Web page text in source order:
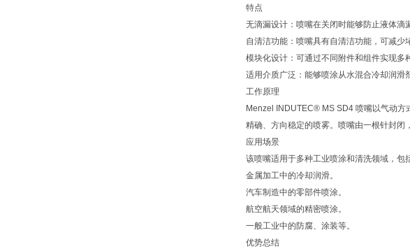
特点
无滴漏设计：喷嘴在关闭时能够防止液体滴
自清洁功能：喷嘴具有自清洁功能，可减少
模块化设计：可通过不同附件和组件实现多
适用介质广泛：能够喷涂从水混合冷却润滑
工作原理
Menzel INDUTEC® MS SD4 喷嘴以气动
精确、方向稳定的喷雾。喷嘴由一根针封闭
应用场景
该喷嘴适用于多种工业喷涂和清洗领域，包
金属加工中的冷却润滑。
汽车制造中的零部件喷涂。
航空航天领域的精密喷涂。
一般工业中的防腐、涂装等。
优势总结